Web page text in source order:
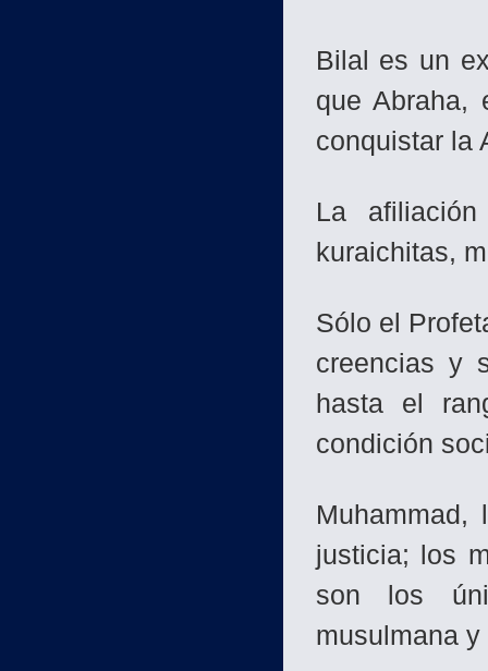
Bilal es un
que Abraha,
conquistar la
La
kuraichitas,
Sólo el
creencias y
hasta el
condición
justicia; los
son los
musulmana